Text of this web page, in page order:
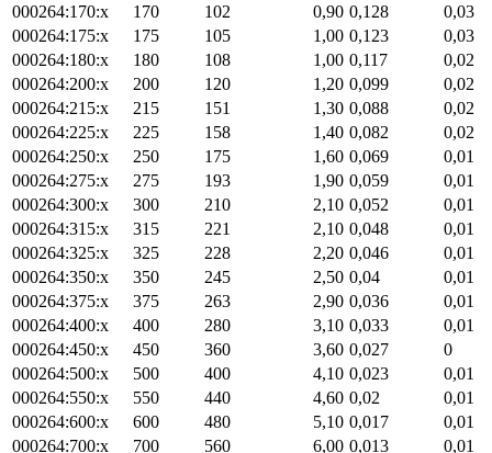
000264:170:x
170 102 0,90 0,128
0,03
000264:175:x
175 105 1,00 0,123
0,03
000264:180:x
180 108 1,00 0,117
0,02
000264:200:x
200 120 1,20 0,099
0,02
000264:215:x
215 151 1,30 0,088
0,02
000264:225:x
225 158 1,40 0,082
0,02
000264:250:x
250 175 1,60 0,069
0,01
000264:275:x
275 193 1,90 0,059
0,01
000264:300:x
300 210 2,10 0,052
0,01
000264:315:x
315 221 2,10 0,048
0,01
000264:325:x
325 228 2,20 0,046
0,01
000264:350:x
350 245 2,50 0,04
0,01
000264:375:x
375 263 2,90 0,036
0,01
000264:400:x
400 280 3,10 0,033
0,01
000264:450:x
450 360 3,60 0,027
0
000264:500:x
500 400 4,10 0,023
0,01
000264:550:x
550 440 4,60 0,02
0,01
000264:600:x
600 480 5,10 0,017
0,01
000264:700:x
700 560 6,00 0,013
0,01